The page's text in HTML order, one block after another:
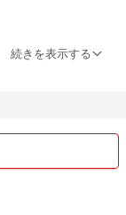
続きを表示する